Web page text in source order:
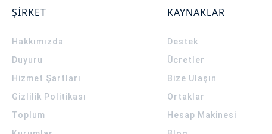
ŞİRKET
Hakkımızda
Duyuru
Hizmet Şartları
Gizlilik Politikası
Toplum
KAYNAKLAR
Destek
Ücretler
Bize Ulaşın
Ortaklar
Hesap Makinesi